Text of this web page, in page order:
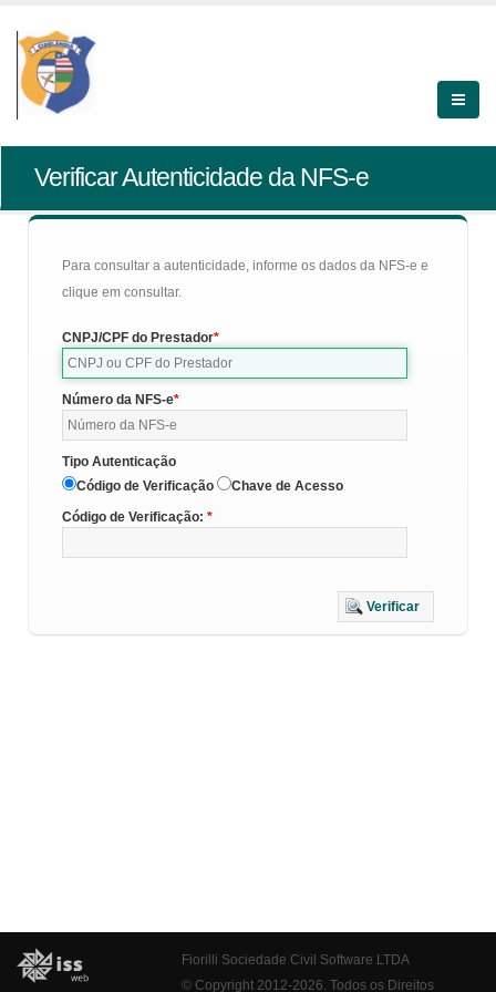
Verificar Autenticidade da NFS-e
Para consultar a autenticidade, informe os dados da NFS-e e
clique em consultar.
CNPJ/CPF do Prestador
Número da NFS-e
Tipo Autenticação
Código de Verificação
Chave de Acesso
Código de Verificação:
Verificar
Fiorilli Sociedade Civil Software LTDA
© Copyright 2012-2026. Todos os Direitos